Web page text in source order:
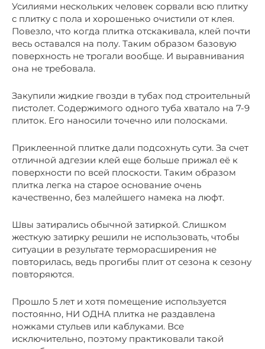
Усилиями нескольких человек сорвали всю плитку
с плитку с пола и хорошенько очистили от клея.
Повезло, что когда плитка отскакивала, клей почти
весь оставался на полу. Таким образом базовую
поверхность не трогали вообще. И выравнивания
она не требовала.
Закупили жидкие гвозди в тубах под строительный
пистолет. Содержимого одного туба хватало на 7-9
плиток. Его наносили точечно или полосками.
Приклеенной плитке дали подсохнуть сути. За счет
отличной адгезии клей еще больше прижал её к
поверхности по всей плоскости. Таким образом
плитка легка на старое основание очень
качественно, без малейшего намека на люфт.
Швы затирались обычной затиркой. Слишком
жесткую затирку решили не использовать, чтобы
ситуации в результате терморасширения не
повторилась, ведь прогибы плит от сезона к сезону
повторяются.
Прошло 5 лет и хотя помещение используется
постоянно, НИ ОДНА плитка не раздавлена
ножками стульев или каблуками. Все
исключительно, поэтому практиковали такой